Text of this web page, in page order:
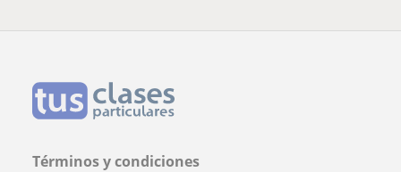
Términos y condiciones